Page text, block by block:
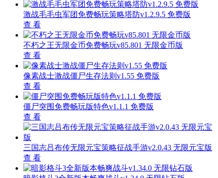
激战毛毛虫军团免费畅玩策略塔防v1.2.9.5 免费版
查 看
不朽之王无限金币免费畅玩v85.801 无限金币版
查 看
像素战士激战僵尸生存法则v1.55 免费版
查 看
僵尸突围免费畅玩版特色v1.1.1 免费版
查 看
三国志吕布传无限元宝策略征战手游v2.0.43 无限元宝版
查 看